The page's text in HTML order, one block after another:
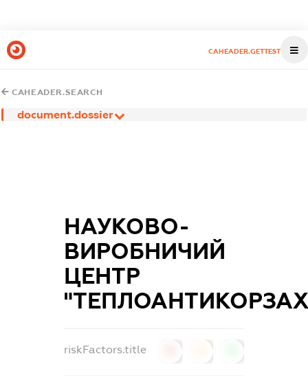
CAHEADER.GETTEST
CAHEADER.SEARCH
document.dossier
НАУКОВО-
ВИРОБНИЧИЙ
ЦЕНТР
riskFactors.title